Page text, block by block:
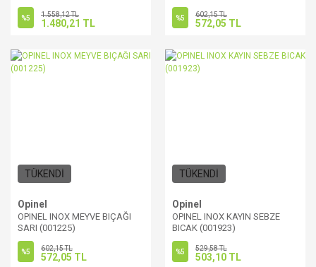
%5 1.558,12 TL
1.480,21 TL %5 602,15 TL
572,05 TL
TÜKENDİ
Opinel
OPINEL INOX MEYVE BIÇAĞI
SARI (001225)
%5 602,15 TL
572,05 TL
TÜKENDİ
Opinel
OPINEL INOX KAYIN SEBZE
BICAK (001923)
%5 529,58 TL
503,10 TL